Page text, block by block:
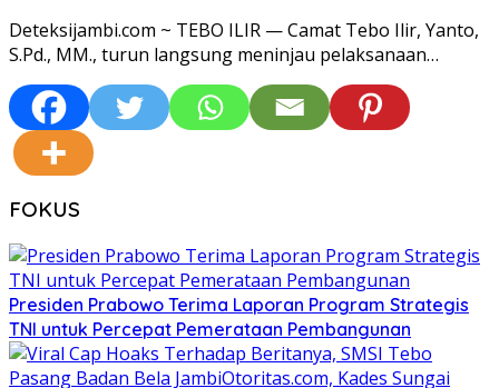
Deteksijambi.com ~ TEBO ILIR — Camat Tebo Ilir, Yanto,
S.Pd., MM., turun langsung meninjau pelaksanaan…
FOKUS
Presiden Prabowo Terima Laporan Program Strategis
TNI untuk Percepat Pemerataan Pembangunan